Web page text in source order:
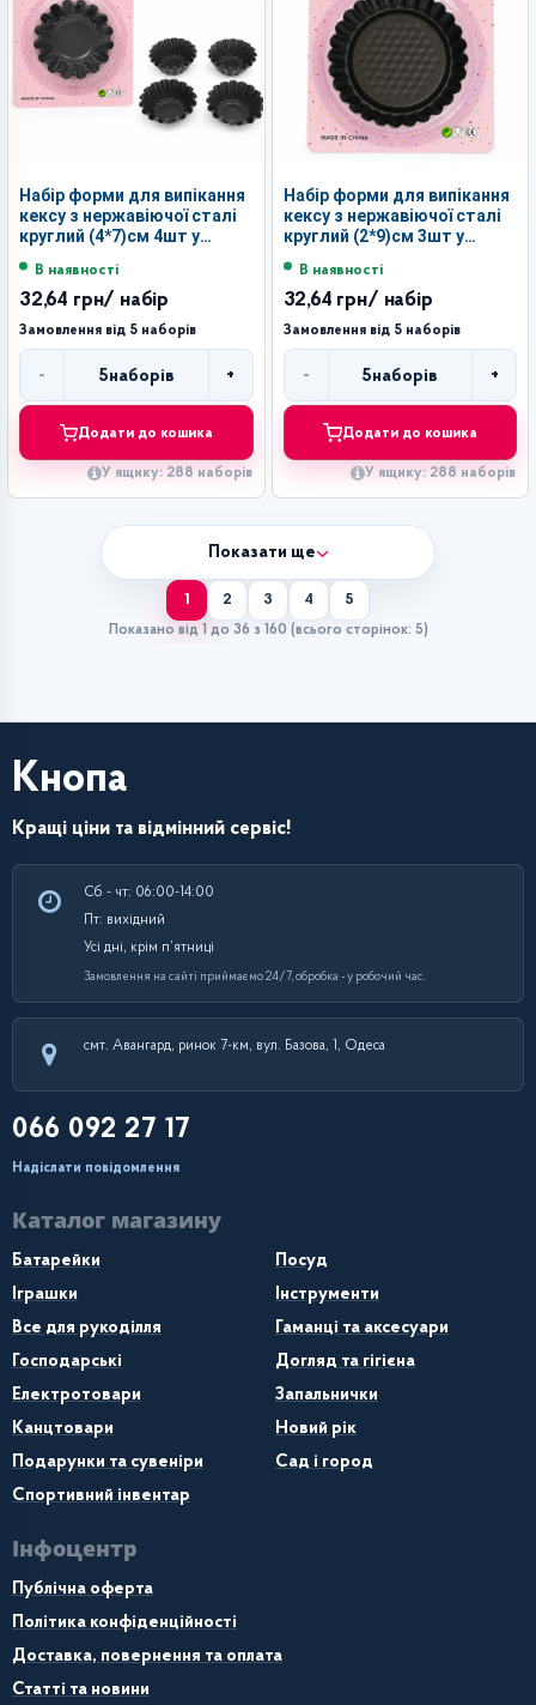
Набір форми для випікання
кексу з нержавіючої сталі
круглий (4*7)см 4шт у
В наявності
32,64 грн/ набір
Замовлення від 5 наборів
-
Кількість
5наборів +
Додати до кошика
У ящику: 288 наборів
Набір форми для випікання
кексу з нержавіючої сталі
круглий (2*9)см 3шт у
В наявності
32,64 грн/ набір
Замовлення від 5 наборів
-
Кількість
5наборів +
Додати до кошика
У ящику: 288 наборів
Показати ще
1 2 3 4
5
Показано від 1 до 36 з 160 (всього сторінок: 5)
Кнопа
Кращі ціни та відмінний сервіс!
Сб - чт: 06:00-14:00
Пт: вихідний
Усі дні, крім п’ятниці
Замовлення на сайті приймаємо 24/7, обробка - у робочий час.
смт. Авангард, ринок 7-км, вул. Базова, 1, Одеса
066 092 27 17
Надіслати повідомлення
Каталог магазину
Батарейки
Посуд
Іграшки
Інструменти
Все для рукоділля
Гаманці та аксесуари
Господарські
Догляд та гігієна
Електротовари
Запальнички
Канцтовари
Новий рік
Подарунки та сувеніри
Сад і город
Спортивний інвентар
Інфоцентр
Публічна оферта
Політика конфіденційності
Доставка, повернення та оплата
Статті та новини